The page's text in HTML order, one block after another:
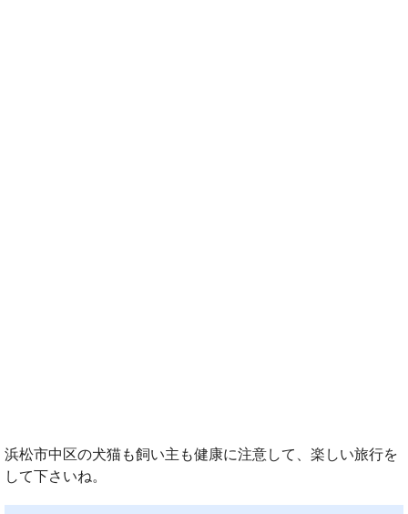
浜松市中区の犬猫も飼い主も健康に注意して、楽しい旅行を
して下さいね。